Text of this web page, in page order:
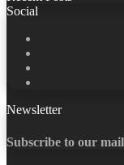
Social
Newsletter
Subscribe to our